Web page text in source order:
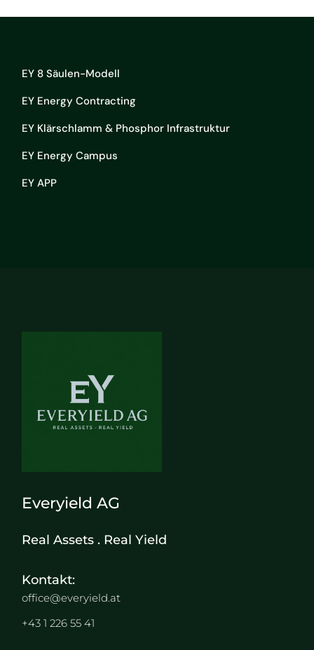
EY 8 Säulen-Modell
EY Energy Contracting
EY Klärschlamm & Phosphor Infrastruktur
EY Energy Campus
EY APP
Everyield AG
Real Assets . Real Yield
Kontakt:
office@everyield.at
+43 1 226 55 41